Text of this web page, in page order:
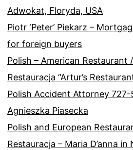
Adwokat, Floryda, USA
Piotr ‘Peter’ Piekarz –
for foreign buyers
Polish – American Restaurant
Restauracja “Artur’s
Polish Accident Attorney 727-
Agnieszka Piasecka
Polish and European
Restauracja – Maria D’anna in